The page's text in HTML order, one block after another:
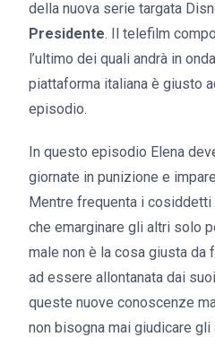
della nuova serie targata
Presidente. Il telefilm
l’ultimo dei quali andrà in
piattaforma italiana è giusto
episodio.
In questo episodio Elena
giornate in punizione e
Mentre frequenta i cosiddetti
che emarginare gli altri solo
male non è la cosa giusta da
ad essere allontanata dai
queste nuove conoscenze
non bisogna mai giudicare